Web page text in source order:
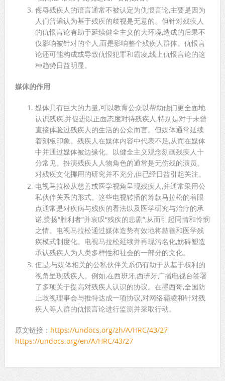
侮辱残疾人的语言通常不被认定为仇恨言论,主要是因为
人们普遍认为基于残疾的歧视是无意的。但针对残疾人
的仇恨言论有助于延续健全主义的大环境,造成的后果不
仅影响被针对的个人,而是影响整个残疾人群体。仇恨言
论还可能构成或导致仇恨犯罪和霸凌,线上仇恨言论的这
种趋势日益明显。
媒体的作用
媒体具有巨大的力量,可以教育公众以帮助他们更全面地
认识残疾,并促进以正面态度对待残疾人,特别是对于未曾
直接体验过残疾人的生活的公众而言。但媒体通常延续
着刻板印象。残疾人在媒体内容中代表不足,从而在媒体
中并通过媒体被边缘化。以健全主义观念刻画残疾人十
分常见。扮演残疾人人物角色的通常是无伤残的演员。
对残疾文化挪用的研究并不充分,但已经日益引起关注。
电视马拉松从慈善或医学视角呈现残疾人,并通常采用公
私伙伴关系的形式。这些电视转播的筹款马拉松的着眼
点通常是对疾病与残疾的看法以及医学研究与治疗的承
诺,赞扬“胜利者”并哀叹“残疾的悲剧”,从而引起同情和怜悯
之情。电视马拉松通过媒体造势有效地将慈善和医学残
疾模式制度化。电视马拉松延续并再现污名化,妨碍塑造
承认残疾人为人类多样性和社会的一部分的文化。
但是,与媒体相关的公私伙伴关系仍有助于从基于权利的
视角呈现残疾人。例如,在西班牙,西班牙广播电视台签署
了多项关于提高对残疾人认识的协议。在墨西哥,全国防
止歧视理事会与推特达成一项协议,对网络霸凌和针对残
疾人等人群的仇恨言论进行监测并采取行动。
原文链接： https://undocs.org/zh/A/HRC/43/27
https://undocs.org/en/A/HRC/43/27